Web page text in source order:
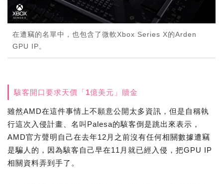
在遭竊的名單中，也包含了微軟Xbox Series X的Arden
GPU IP。
駭客開口要求天價「1億美元」贖金
雖然AMD在這件事情上不願意公開太多資訊，但是自稱執
行這次入侵計畫、名叫Palesa的駭客倒是跳出來表示，
AMD官方聲明自己在去年12月之前沒有任何相關數據遭竊
是騙人的，因為駭客自己早在11月就已經入侵，把GPU IP
相關資料弄到手了。